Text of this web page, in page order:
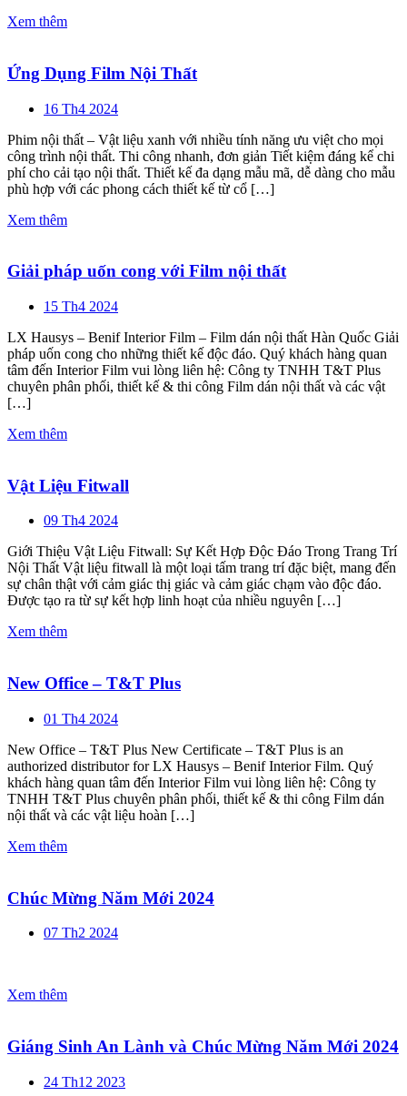
Xem thêm
Ứng Dụng Film Nội Thất
16 Th4 2024
Phim nội thất – Vật liệu xanh với nhiều tính năng ưu việt cho mọi
công trình nội thất. Thi công nhanh, đơn giản Tiết kiệm đáng kể chi
phí cho cải tạo nội thất. Thiết kế đa dạng mẫu mã, dễ dàng cho mẫu
phù hợp với các phong cách thiết kế từ cổ […]
Xem thêm
Giải pháp uốn cong với Film nội thất
15 Th4 2024
LX Hausys – Benif Interior Film – Film dán nội thất Hàn Quốc Giải
pháp uốn cong cho những thiết kế độc đáo. Quý khách hàng quan
tâm đến Interior Film vui lòng liên hệ: Công ty TNHH T&T Plus
chuyên phân phối, thiết kế & thi công Film dán nội thất và các vật
[…]
Xem thêm
Vật Liệu Fitwall
09 Th4 2024
Giới Thiệu Vật Liệu Fitwall: Sự Kết Hợp Độc Đáo Trong Trang Trí
Nội Thất Vật liệu fitwall là một loại tấm trang trí đặc biệt, mang đến
sự chân thật với cảm giác thị giác và cảm giác chạm vào độc đáo.
Được tạo ra từ sự kết hợp linh hoạt của nhiều nguyên […]
Xem thêm
New Office – T&T Plus
01 Th4 2024
New Office – T&T Plus New Certificate – T&T Plus is an
authorized distributor for LX Hausys – Benif Interior Film. Quý
khách hàng quan tâm đến Interior Film vui lòng liên hệ: Công ty
TNHH T&T Plus chuyên phân phối, thiết kế & thi công Film dán
nội thất và các vật liệu hoàn […]
Xem thêm
Chúc Mừng Năm Mới 2024
07 Th2 2024
Xem thêm
Giáng Sinh An Lành và Chúc Mừng Năm Mới 2024
24 Th12 2023